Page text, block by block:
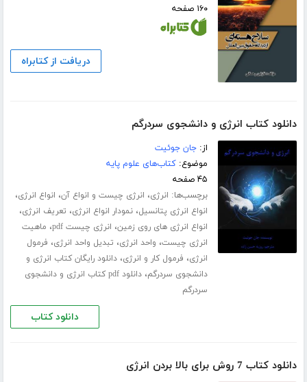
۱۶۰ صفحه
دریافت از کتابراه
دانلود کتاب انرژی و دانشجوی سردرگم
از:جان جوئیت
موضوع:کتاب‌های علوم پایه
۴۵ صفحه
برچسب‌ها: انرژی، انرژی چیست و انواع آن، انواع انرژی،
انواع انرژی پتانسیل،نمودار انواع انرژی، تعریف انرژی،
انواع انرژی های روی زمین، انرژی چیست pdf ، ماهیت
انرژی چیست، واحد انرژی، تبدیل واحد انرژی، فرمول
انرژی، فرمول کار و انرژی،دانلود رایگان کتاب انرژی و
دانشجوی سردرگم،
دانلود pdf کتاب انرژی و دانشجوی
سردرگم
دانلود کتاب
دانلود کتاب 7 روش برای بالا بردن انرژی